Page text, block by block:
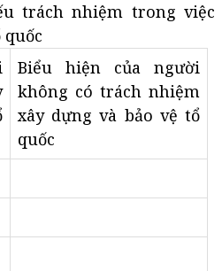
trách nhiệm trong việc
quốc
Biểu hiện của người
không có trách nhiệm
xây dựng và bảo vệ tổ
quốc